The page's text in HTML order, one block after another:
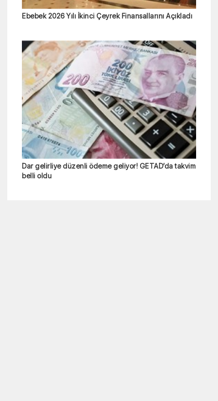
Ebebek 2026 Yılı İkinci Çeyrek Finansallarını Açıkladı
Dar gelirliye düzenli ödeme geliyor! GETAD’da takvim
belli oldu